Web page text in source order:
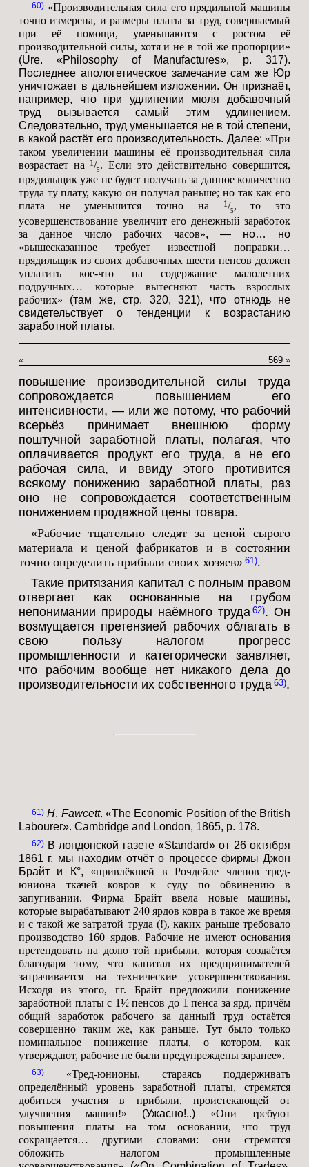
60
«Производительная сила его прядильной машины
точно измерена, и размеры платы за труд, совершаемый
при её помощи, уменьшаются с ростом её
производительной силы, хотя и не в той же пропорции»
(Ure. «Philosophy of Manufactures», p. 317).
Последнее апологетическое замечание сам же Юр
уничтожает в дальнейшем изложении. Он признаёт,
например, что при удлинении мюля добавочный
труд вызывается самый этим удлинением.
Следовательно, труд уменьшается не в той степени,
в какой растёт его производительность. Далее: «При
таком увеличении машины её производительная сила
возрастает на
1/5 . Если это действительно совершится,
прядильщик уже не будет получать за данное количество
труда ту плату, какую он получал раньше; но так как его
плата не уменьшится точно на
1/5 , то это
усовершенствование увеличит его денежный заработок
за данное число рабочих часов», — но… но
«вышесказанное требует известной поправки…
прядильщик из своих добавочных шести пенсов должен
уплатить кое-что на содержание малолетних
подручных… которые вытесняют часть взрослых
рабочих» (там же, стр. 320, 321), что отнюдь не
свидетельствует о тенденции к возрастанию
заработной платы.
« »
569
повышение производительной силы труда
сопровождается повышением его
интенсивности, — или же потому, что рабочий
всерьёз принимает внешнюю форму
поштучной заработной платы, полагая, что
оплачивается продукт его труда, а не его
рабочая сила, и ввиду этого противится
всякому понижению заработной платы, раз
оно не сопровождается соответственным
понижением продажной цены товара.
«Рабочие тщательно следят за ценой сырого
материала и ценой фабрикатов и в состоянии
точно определить прибыли своих хозяев» 61 .
Такие притязания капитал с полным правом
отвергает как основанные на грубом
непонимании природы наёмного труда 62 . Он
возмущается претензией рабочих облагать в
свою пользу налогом прогресс
промышленности и категорически заявляет,
что рабочим вообще нет никакого дела до
производительности их собственного труда 63 .
61 Н. Fawcett. «The Economic Position of the British
Labourer». Cambridge and London, 1865, p. 178.
62 В лондонской газете «Standard» от 26 октября
1861 г. мы находим отчёт о процессе фирмы Джон
Брайт и К°, «привлёкшей в Рочдейле членов тред-
юниона ткачей ковров к суду по обвинению в
запугивании. Фирма Брайт ввела новые машины,
которые вырабатывают 240 ярдов ковра в такое же время
и с такой же затратой труда (!), каких раньше требовало
производство 160 ярдов. Рабочие не имеют основания
претендовать на долю той прибыли, которая создаётся
благодаря тому, что капитал их предпринимателей
затрачивается на технические усовершенствования.
Исходя из этого, гг. Брайт предложили понижение
заработной платы с 1½ пенсов до 1 пенса за ярд, причём
общий заработок рабочего за данный труд остаётся
совершенно таким же, как раньше. Тут было только
номинальное понижение платы, о котором, как
утверждают, рабочие не были предупреждены заранее».
63
«Тред-юнионы, стараясь поддерживать
определённый уровень заработной платы, стремятся
добиться участия в прибыли, проистекающей от
улучшения машин!» (Ужасно!..) «Они требуют
повышения платы на том основании, что труд
сокращается… другими словами: они стремятся
обложить налогом промышленные